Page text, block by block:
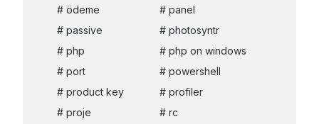
ödeme
panel
passive
photosyntr
php
php on windows
port
powershell
product key
profiler
proje
rc